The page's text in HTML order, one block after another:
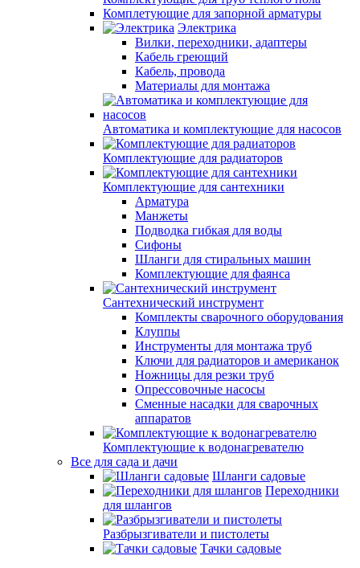
Комплетующие для запорной арматуры
Электрика
Вилки, переходники, адаптеры
Кабель греющий
Кабель, провода
Материалы для монтажа
Автоматика и комплектующие для насосов
Комплектующие для радиаторов
Комплектующие для сантехники
Арматура
Манжеты
Подводка гибкая для воды
Сифоны
Шланги для стиральных машин
Комплектующие для фаянса
Сантехнический инструмент
Комплекты сварочного оборудования
Клуппы
Инструменты для монтажа труб
Ключи для радиаторов и американок
Ножницы для резки труб
Опрессовочные насосы
Сменные насадки для сварочных
аппаратов
Комплектующие к водонагревателю
Все для сада и дачи
Шланги садовые
Переходники
для шлангов
Разбрызгиватели и пистолеты
Тачки садовые